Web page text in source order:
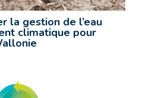
la gestion de l’eau
climatique pour